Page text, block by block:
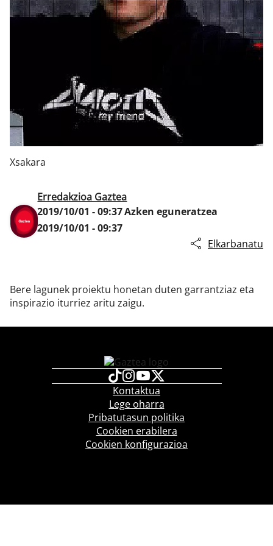
Xsakara
Erredakzioa Gaztea
2019/10/01 - 09:37Azken eguneratzea
2019/10/01 - 09:37
Elkarbanatu
Bere lagunek proiektu honetan duten garrantziaz eta
inspirazio iturriez aritu zaigu.
Kontaktua
Lege oharra
Pribatutasun politika
Cookien erabilera
Cookien konfigurazioa